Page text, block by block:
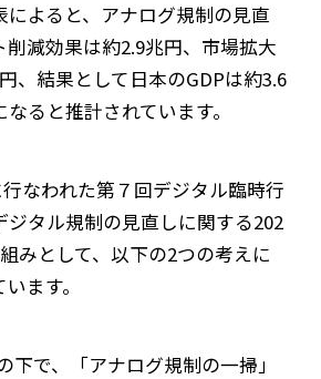
によると、アナログ規制の見直
削減効果は約2.9兆円、市場拡大
、結果として日本のGDPは約3.6
ると推計されています。
なわれた第７回デジタル臨時行
ジタル規制の見直しに関する202
みとして、以下の2つの考えに
ます。
下で、「アナログ規制の一掃」